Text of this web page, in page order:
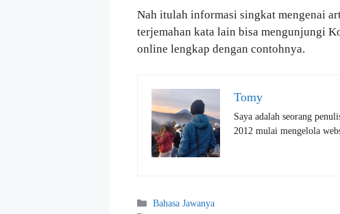
Nah itulah informasi singkat mengenai
terjemahan kata lain bisa mengunjungi
online lengkap dengan contohnya.
Tomy
Saya adalah seorang
2012 mulai mengelola
Kategori
Bahasa Jawanya